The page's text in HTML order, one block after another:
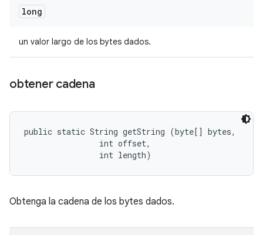
long
un valor largo de los bytes dados.
obtener cadena
public static String getString (byte[] bytes,
                int offset,
                int length)
Obtenga la cadena de los bytes dados.